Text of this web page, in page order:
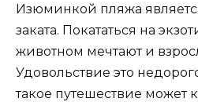
Изюминкой пляжа
заката. Покататься на
животном мечтают и
Удовольствие это
такое путешествие может